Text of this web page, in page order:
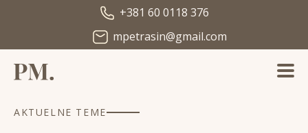
+381 60 0118 376
mpetrasin@gmail.com
AKTUELNE TEME